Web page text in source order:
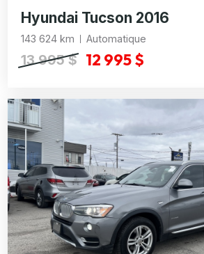
Hyundai Tucson 2016
143 624 km Automatique
13 995 $ 12 995 $